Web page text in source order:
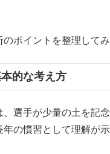
ポイントを整理してみ
的な考え方
、選手が少量の土を記
の慣習として理解が示